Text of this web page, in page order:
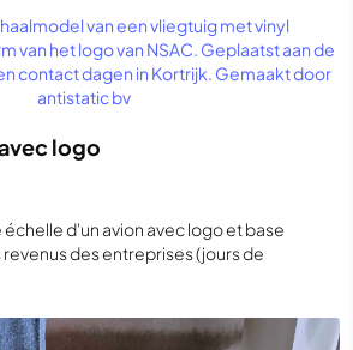
logo
d'un avion avec logo et base
des entreprises (jours de